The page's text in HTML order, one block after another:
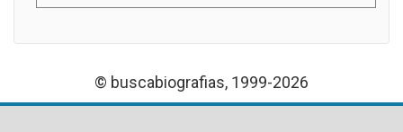
© buscabiografias, 1999-2026